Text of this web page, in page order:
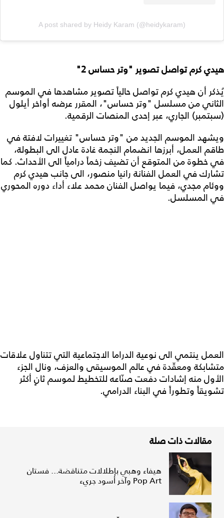
A post shared by Heidy Karam (@heidykaram)
هيدي كرم تواصل تصوير "وتر حساس 2"
يُذكر أن هيدي كرم تواصل حالياً تصوير مشاهدها في الموسم
الثاني من مسلسل "وتر حساس"، المقرر عرضه أواخر أيلول
(سبتمبر) الجاري، عبر إحدى المنصات الرقمية.
ويشهد الموسم الجديد من "وتر حساس" تغييرات لافتة في
طاقم العمل، أبرزها انضمام النجمة غادة عادل الى البطولة،
في خطوة من المتوقع أن تضيف زخماً درامياً الى الأحداث. كما
تشارك في العمل الفنانة رانيا منصور، الى جانب هيدي كرم
ووئام مجدي، فيما يواصل الفنان محمد علاء أداء دوره المحوري
في المسلسل.
العمل ينتمي الى نوعية الدراما الاجتماعية التي تتناول علاقات
متشابكة ومعقّدة في عالم الموسيقى والعزف، ونال الجزء
الأول منه إشادات دفعت صنّاعه للتخطيط لموسم ثانٍ أكثر
تشويقاً وتطوراً في البناء الدرامي.
مقالات ذات صلة
هيفاء وهبي بإطلالات متناقضة... فستان
Pop Art وآخر أسود جريء